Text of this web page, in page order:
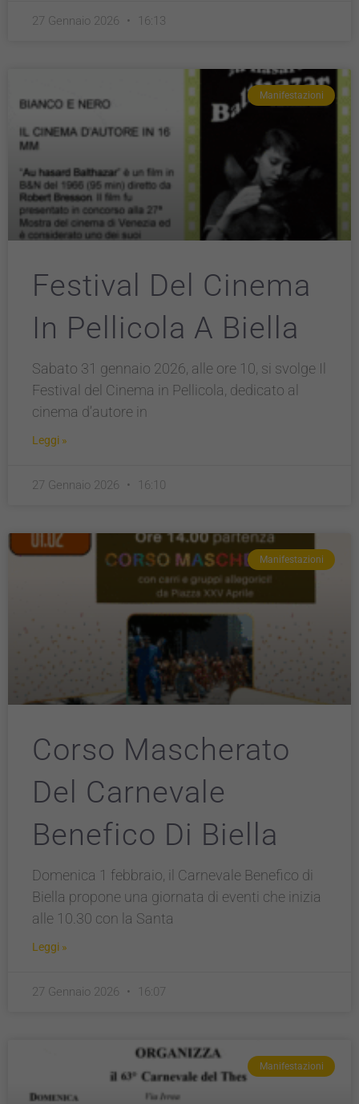
27 Gennaio 2026 16:13
Manifestazioni
Festival Del Cinema
In Pellicola A Biella
Sabato 31 gennaio 2026, alle ore 10, si svolge Il
Festival del Cinema in Pellicola, dedicato al
cinema d’autore in
Leggi »
27 Gennaio 2026 16:10
Manifestazioni
Corso Mascherato
Del Carnevale
Benefico Di Biella
Domenica 1 febbraio, il Carnevale Benefico di
Biella propone una giornata di eventi che inizia
alle 10.30 con la Santa
Leggi »
27 Gennaio 2026 16:07
Manifestazioni